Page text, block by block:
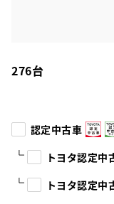
276台
認定中古車
トヨタ認定中
トヨタ認定中